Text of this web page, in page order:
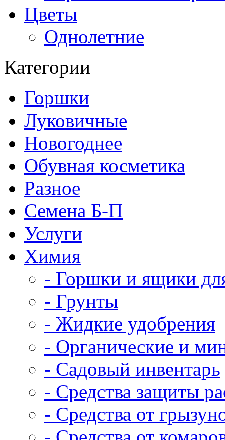
Цветы
Однолетние
Категории
Горшки
Луковичные
Новогоднее
Обувная косметика
Разное
Семена Б-П
Услуги
Химия
- Горшки и ящики
- Грунты
- Жидкие удобрения
- Органические и
- Садовый инвентарь
- Средства защиты
- Средства от